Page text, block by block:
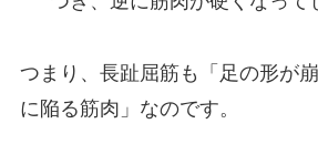
つまり、長趾屈筋も「足の形が
に陥る筋肉」なのです。